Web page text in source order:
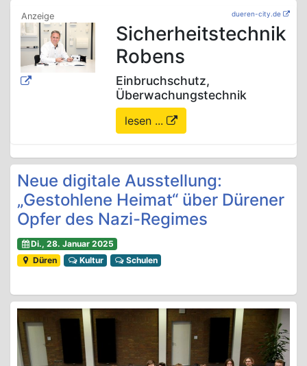
dueren-city.de
Sicherheitstechnik
Robens
Einbruchschutz,
Überwachungstechnik
lesen ...
Neue digitale Ausstellung:
„Gestohlene Heimat“ über Dürener
Opfer des Nazi-Regimes
Di., 28. Januar 2025
Düren
Kultur Schulen